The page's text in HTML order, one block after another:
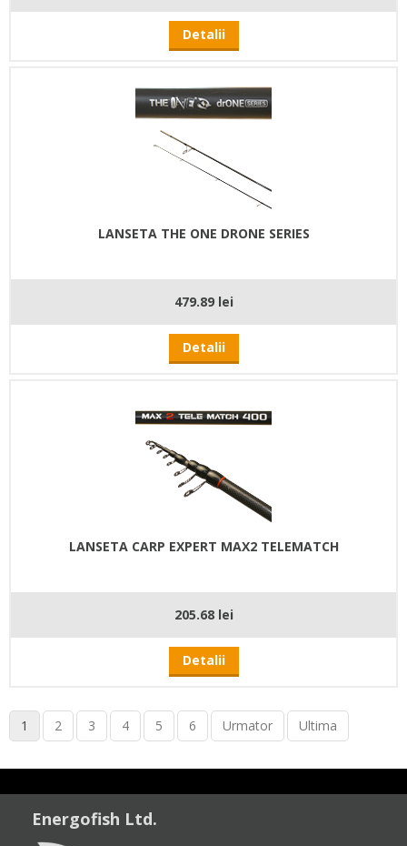
Detalii
LANSETA THE ONE DRONE SERIES
479.89 lei
Detalii
LANSETA CARP EXPERT MAX2 TELEMATCH
205.68 lei
Detalii
1 2 3 4 5 6 Urmator Ultima
Energofish Ltd.